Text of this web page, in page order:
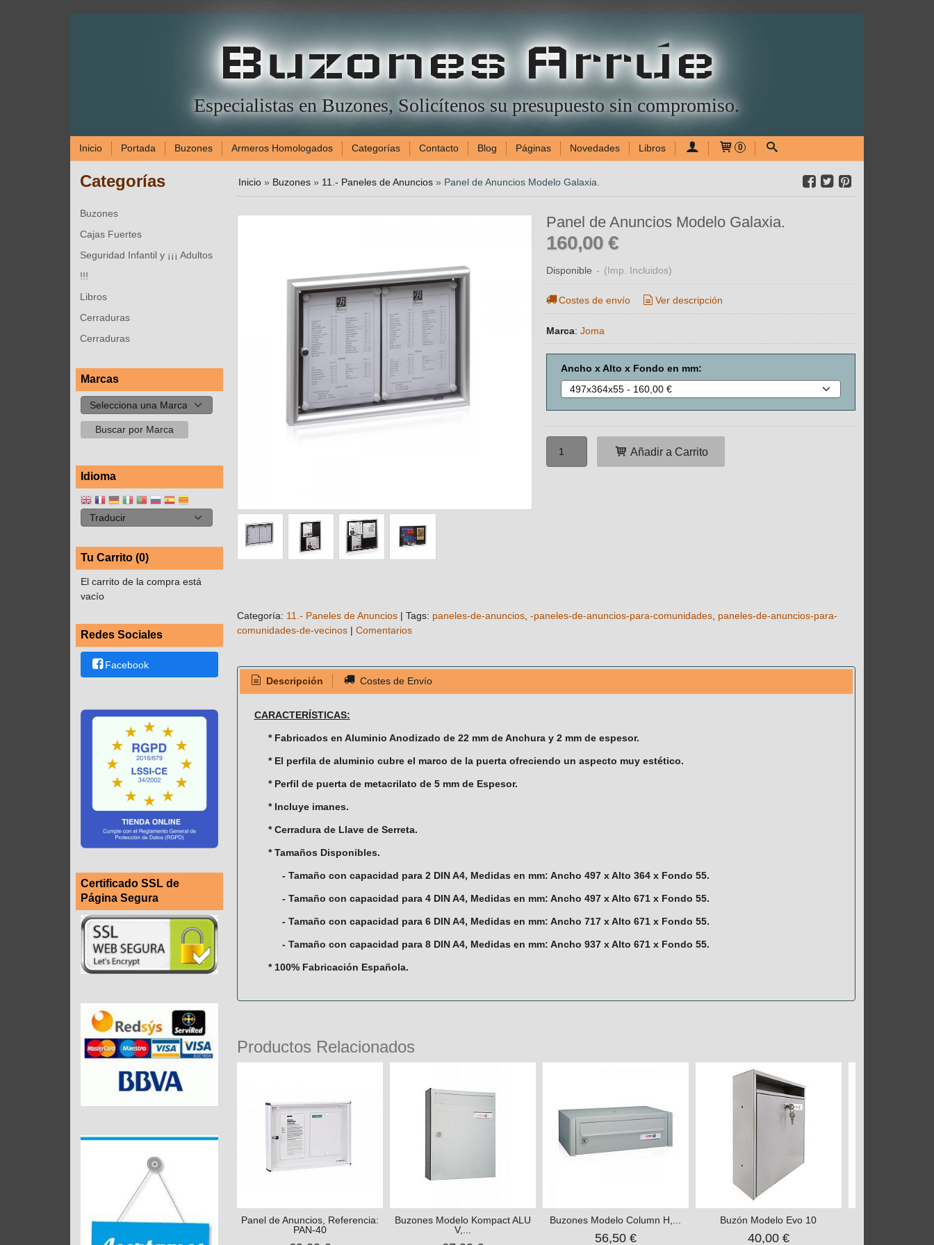
Buzones Arrúe
Especialistas en Buzones, Solicítenos su presupuesto sin compromiso.
Inicio Portada Buzones Armeros Homologados Categorías Contacto Blog Páginas Novedades Libros 0
Categorías
Buzones
Cajas Fuertes
Seguridad Infantil y ¡¡¡ Adultos
!!!
Libros
Cerraduras
Cerraduras
Marcas
Idioma
Tu Carrito (0)
El carrito de la compra está
vacío
Redes Sociales
Facebook
Certificado SSL de
Página Segura
Inicio» Buzones» 11.- Paneles de Anuncios» Panel de Anuncios Modelo Galaxia.
Panel de Anuncios Modelo Galaxia.
160,00 €
Disponible - (Imp. Incluidos)
Costes de envío Ver descripción
Marca: Joma
Ancho x Alto x Fondo en mm:
Añadir a Carrito
Categoría: 11.- Paneles de Anuncios| Tags: paneles-de-anuncios -paneles-de-anuncios-para-comunidades paneles-de-anuncios-para-
comunidades-de-vecinos | Comentarios
Descripción Costes de Envío
CARACTERÍSTICAS:
* Fabricados en Aluminio Anodizado de 22 mm de Anchura y 2 mm de espesor.
* El perfila de aluminio cubre el marco de la puerta ofreciendo un aspecto muy estético.
* Perfil de puerta de metacrilato de 5 mm de Espesor.
* Incluye imanes.
* Cerradura de Llave de Serreta.
* Tamaños Disponibles.
- Tamaño con capacidad para 2 DIN A4, Medidas en mm: Ancho 497 x Alto 364 x Fondo 55.
- Tamaño con capacidad para 4 DIN A4, Medidas en mm: Ancho 497 x Alto 671 x Fondo 55.
- Tamaño con capacidad para 6 DIN A4, Medidas en mm: Ancho 717 x Alto 671 x Fondo 55.
- Tamaño con capacidad para 8 DIN A4, Medidas en mm: Ancho 937 x Alto 671 x Fondo 55.
* 100% Fabricación Española.
Productos Relacionados
Panel de Anuncios, Referencia:
PAN-40
Buzones Modelo Kompact ALU
V,...
Buzones Modelo Column H,...
56,50 €
Buzón Modelo Evo 10
40,00 €